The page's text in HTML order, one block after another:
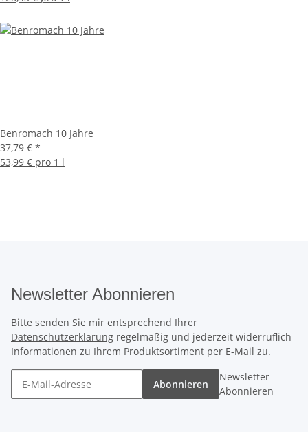
Benromach 10 Jahre
37,79 € *
53,99 € pro 1 l
Newsletter Abonnieren
Bitte senden Sie mir entsprechend Ihrer
Datenschutzerklärung regelmäßig und jederzeit widerruflich
Informationen zu Ihrem Produktsortiment per E-Mail zu.
Abonnieren
Newsletter
Abonnieren